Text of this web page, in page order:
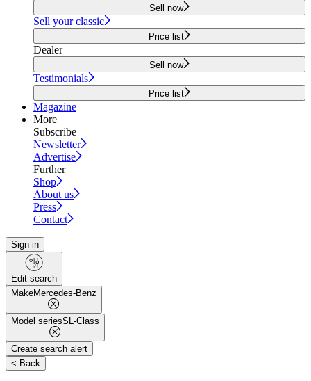
Sell now
Sell your classic
Price list
Dealer
Sell now
Testimonials
Price list
Magazine
More
Subscribe
Newsletter
Advertise
Further
Shop
About us
Press
Contact
Sign in
Edit search
MakeMercedes-Benz
Model seriesSL-Class
Create search alert
< Back |